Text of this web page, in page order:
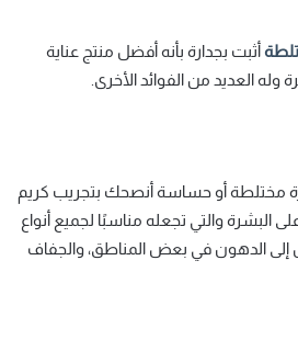
أثبت بجدارة بأنه أفضل منتج عناية
وله العديد من الفوائد الأخرى.
مختلطة أو حساسة أنصحك بتجريب كريم
البشرة والتي تجعله مناسبًا لجميع أنواع
إلى الدهون في بعض المناطق، والجفاف